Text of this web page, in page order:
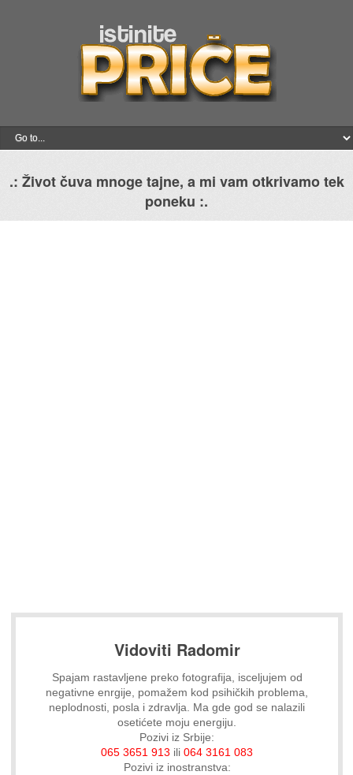
.: Život čuva mnoge tajne, a mi vam otkrivamo tek
poneku :.
Vidoviti Radomir
Spajam rastavljene preko fotografija, isceljujem od
negativne enrgije, pomažem kod psihičkih problema,
neplodnosti, posla i zdravlja. Ma gde god se nalazili
osetićete moju energiju.
Pozivi iz Srbije:
065 3651 913 ili064 3161 083
Pozivi iz inostranstva: